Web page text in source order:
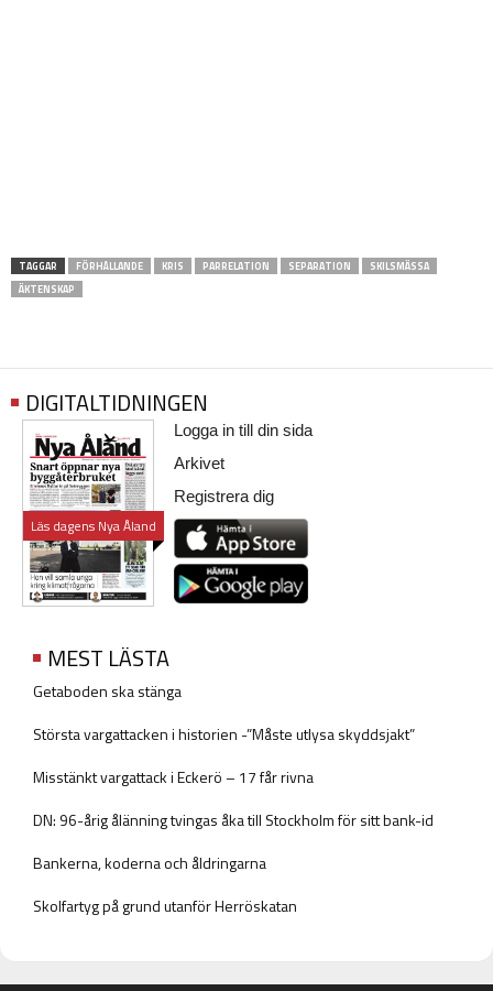
TAGGAR FÖRHÅLLANDE KRIS PARRELATION SEPARATION
SKILSMÄSSA
ÄKTENSKAP
DIGITALTIDNINGEN
Läs dagens Nya Åland
Logga in till din sida
Arkivet
Registrera dig
MEST LÄSTA
Getaboden ska stänga
Största vargattacken i historien -”Måste utlysa skyddsjakt”
Misstänkt vargattack i Eckerö – 17 får rivna
DN: 96-årig ålänning tvingas åka till Stockholm för sitt bank-id
Bankerna, koderna och åldringarna
Skolfartyg på grund utanför Herröskatan